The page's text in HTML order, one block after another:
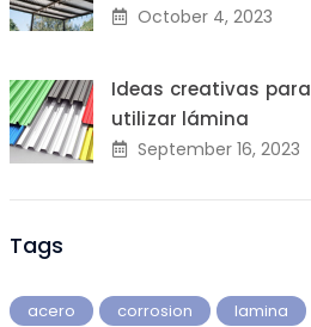
October 4, 2023
Ideas creativas para
utilizar lámina
September 16, 2023
Tags
acero corrosion
lamina